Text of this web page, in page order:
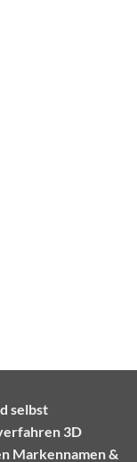
selbst
3D
Markennamen &